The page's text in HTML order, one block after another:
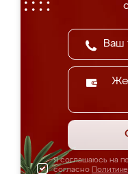
Я соглашаюсь на
согласно